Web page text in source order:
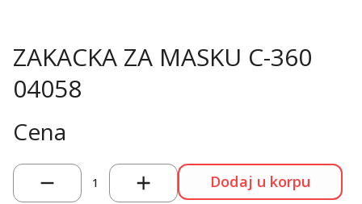
ZAKACKA ZA MASKU C-360
04058
Cena
1 Dodaj u korpu